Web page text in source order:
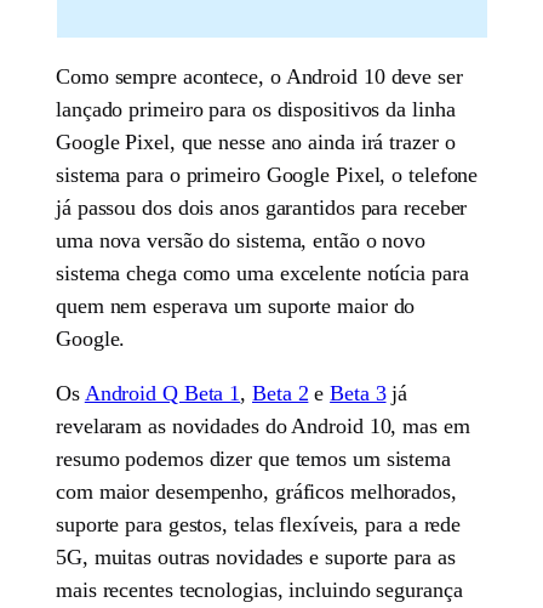
Como sempre acontece, o Android 10 deve ser
lançado primeiro para os dispositivos da linha
Google Pixel, que nesse ano ainda irá trazer o
sistema para o primeiro Google Pixel, o telefone
já passou dos dois anos garantidos para receber
uma nova versão do sistema, então o novo
sistema chega como uma excelente notícia para
quem nem esperava um suporte maior do
Google.
Os Android Q Beta 1 , Beta 2 eBeta 3já
revelaram as novidades do Android 10, mas em
resumo podemos dizer que temos um sistema
com maior desempenho, gráficos melhorados,
suporte para gestos, telas flexíveis, para a rede
5G, muitas outras novidades e suporte para as
mais recentes tecnologias, incluindo segurança